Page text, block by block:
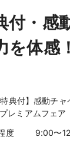
・感
を体感
特典付】感動チ
レミアムフェア
度 9:00〜